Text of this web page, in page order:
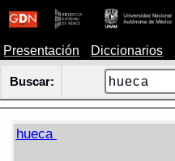
Presentación Diccionarios
Buscar:
hueca